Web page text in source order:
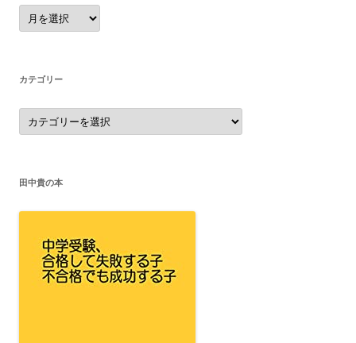
ア
ー
カ
カテゴリー
カ
テ
ゴ
田中貴の本